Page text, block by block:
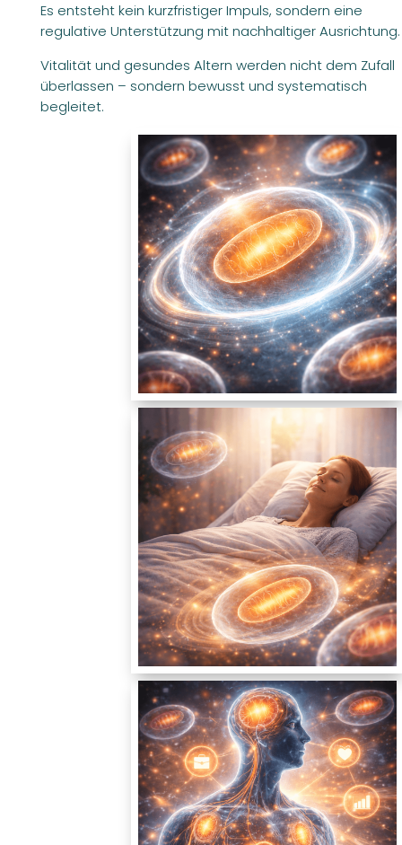
Es entsteht kein kurzfristiger Impuls, sondern eine
regulative Unterstützung mit nachhaltiger Ausrichtung.
Vitalität und gesundes Altern werden nicht dem Zufall
überlassen – sondern bewusst und systematisch
begleitet.